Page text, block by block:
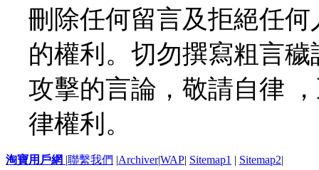
刪除任何留言及拒絕任
的權利。切勿撰寫粗言
攻擊的言論，敬請自律
律權利。
淘寶用戶網 |聯繫我們 |Archiver|WAP| Sitemap1 | Sitemap2|